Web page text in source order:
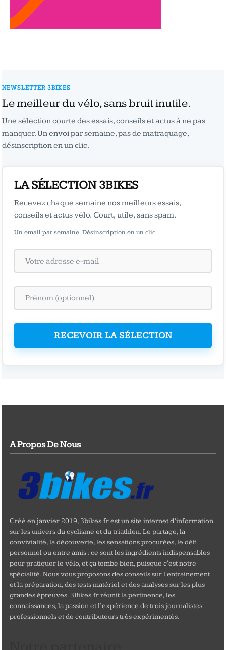
NEWSLETTER 3BIKES
Le meilleur du vélo, sans bruit inutile.
Une sélection courte des essais, conseils et actus à ne pas
manquer. Un envoi par semaine, pas de matraquage,
désinscription en un clic.
LA SÉLECTION 3BIKES
Recevez chaque semaine nos meilleurs essais,
conseils et actus vélo. Court, utile, sans spam.
Un email par semaine. Désinscription en un clic.
RECEVOIR LA SÉLECTION
A Propos De Nous
Créé en janvier 2019, 3bikes.fr est un site internet d’information
sur les univers du cyclisme et du triathlon. Le partage, la
convivialité, la découverte, les sensations procurées, le défi
personnel ou entre amis : ce sont les ingrédients indispensables
pour pratiquer le vélo, et ça tombe bien, puisque c'est notre
spécialité. Nous vous proposons des conseils sur l'entrainement
et la préparation, des tests matériel et des analyses sur les plus
grandes épreuves. 3Bikes.fr réunit la pertinence, les
connaissances, la passion et l’expérience de trois journalistes
professionnels et de contributeurs très expérimentés.